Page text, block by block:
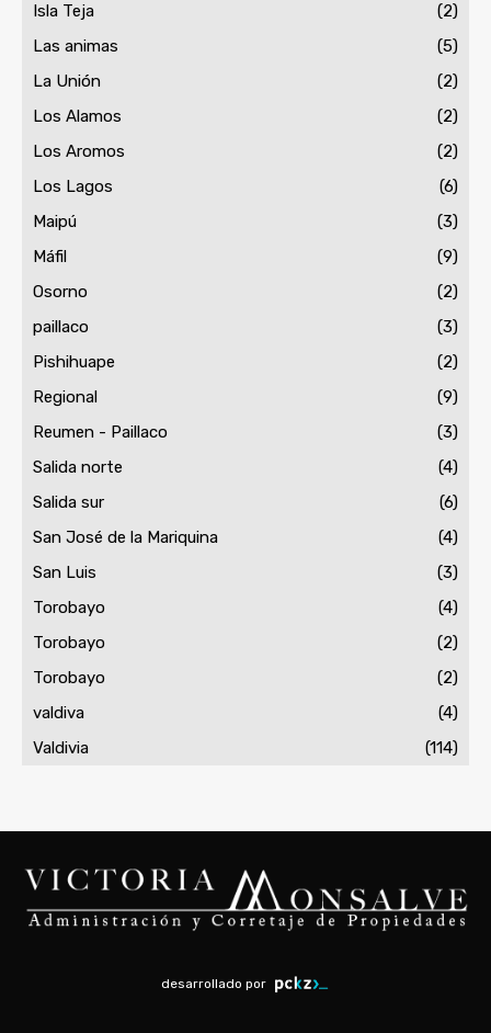
Isla Teja
(2)
Las animas
(5)
La Unión
(2)
Los Alamos
(2)
Los Aromos
(2)
Los Lagos
(6)
Maipú
(3)
Máfil
(9)
Osorno
(2)
paillaco
(3)
Pishihuape
(2)
Regional
(9)
Reumen - Paillaco
(3)
Salida norte
(4)
Salida sur
(6)
San José de la Mariquina
(4)
San Luis
(3)
Torobayo
(4)
Torobayo
(2)
Torobayo
(2)
valdiva
(4)
Valdivia
(114)
desarrollado por